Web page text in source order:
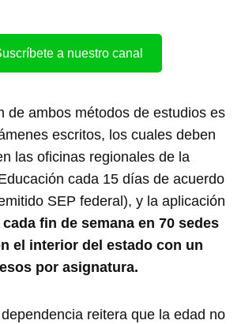
a nuestro canal
de ambos métodos de estudios es
escritos, los cuales deben
las oficinas regionales de la
cada 15 días de acuerdo
SEP federal), y la aplicación
cada fin de semana en 70 sedes
el interior del estado con un
por asignatura.
reitera que la edad no